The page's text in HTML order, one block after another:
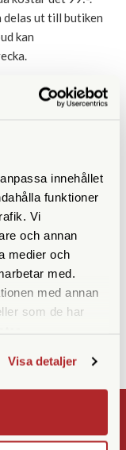
innehållet
funktioner
Vi
och annan
medier och
med.
med annan
som de har
Visa detaljer
ut till butiken
kan
din retur går det